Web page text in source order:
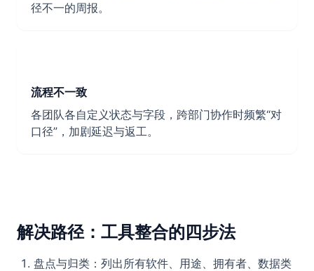
径不一的周报。
流程不一致
各团队各自定义状态与字段，跨部门协作时频繁“对
口径”，加剧延迟与返工。
解决路径：工具整合的四步法
盘点与归类：列出所有软件、用途、拥有者、数据类